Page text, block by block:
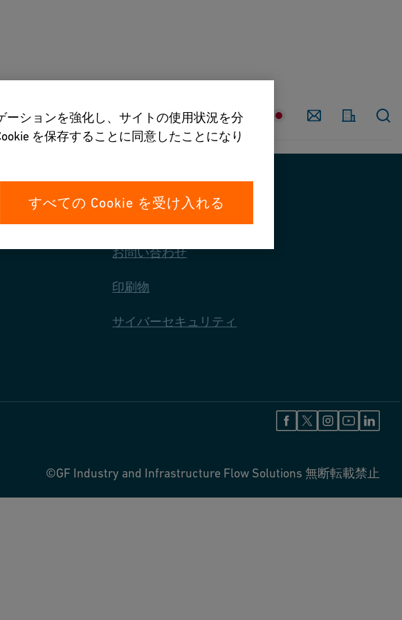
Contact
お問い合わせ
印刷物
サイバーセキュリティ
©GF Industry and Infrastructure Flow Solutions 無断転載禁止
ーションを強化し、サイトの使用状況を分
を保存することに同意したことになり
すべての Cookie を受け入れる